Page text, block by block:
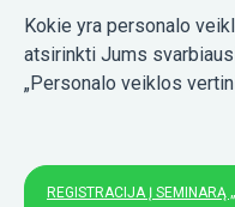
Kokie yra personalo
atsirinkti Jums
„Personalo veiklos
REGISTRACIJA Į SEMINARĄ